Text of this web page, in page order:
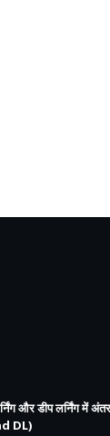
और डीप लर्निंग
DL)